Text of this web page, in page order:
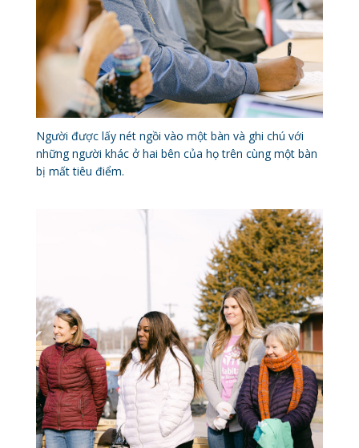
Người được lấy nét ngồi vào một bàn và ghi chú với
những người khác ở hai bên của họ trên cùng một bàn
bị mất tiêu điểm.